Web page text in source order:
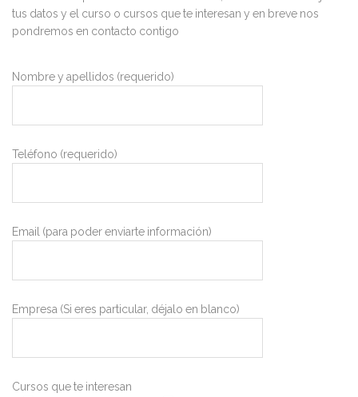
tus datos y el curso o cursos que te interesan y en breve nos
pondremos en contacto contigo
Nombre y apellidos (requerido)
Teléfono (requerido)
Email (para poder enviarte información)
Empresa (Si eres particular, déjalo en blanco)
Cursos que te interesan